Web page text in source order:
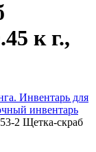
к г.,
Инвентарь для
инвентарь
2 Щетка-скраб